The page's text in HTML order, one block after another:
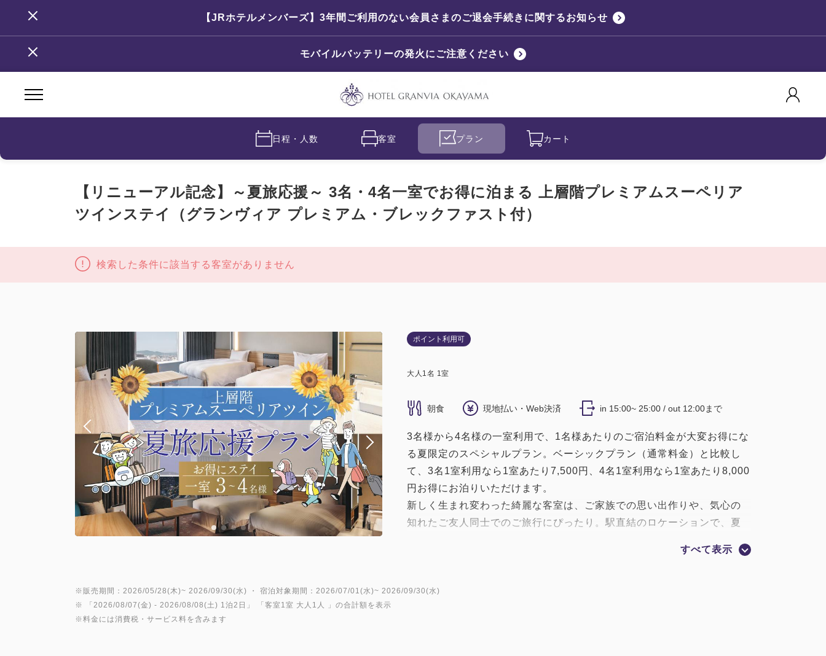
【JRホテルメンバーズ】3年間ご利用のない会員さまのご退会手続きに関するお知らせ
モバイルバッテリーの発火にご注意ください
日程・人数 客室 プラン カート
【リニューアル記念】～夏旅応援～ 3名・4名一室でお得に泊まる 上層階プレミアムスーペリア
ツインステイ（グランヴィア プレミアム・ブレックファスト付）
検索した条件に該当する客室がありません
ポイント利用可
大人 1名 1室
朝食 現地払い・Web決済 in 15:00~ 25:00 / out 12:00まで
3名様から4名様の一室利用で、1名様あたりのご宿泊料金が大変お得にな
る夏限定のスペシャルプラン。ベーシックプラン（通常料金）と比較し
て、3名1室利用なら1室あたり7,500円、4名1室利用なら1室あたり8,000
円お得にお泊りいただけます。
新しく生まれ変わった綺麗な客室は、ご家族での思い出作りや、気心の
知れたご友人同士でのご旅行にぴったり。駅直結のロケーションで、夏
すべて表示
※販売期間：2026/05/28(木)~ 2026/09/30(水) ・ 宿泊対象期間：2026/07/01(水)~ 2026/09/30(水)
※ 「 2026/08/07(金) - 2026/08/08(土) 1泊2日 」 「 客室1室 大人1人
」の合計額を表示
※料金には消費税・サービス料を含みます